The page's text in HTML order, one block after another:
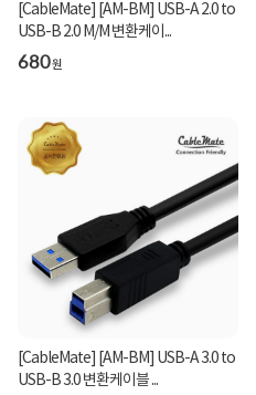
[CableMate] [AM-BM] USB-A 2.0 to
USB-B 2.0 M/M 변환케이...
680원
[CableMate] [AM-BM] USB-A 3.0 to
USB-B 3.0 변환케이블 ...